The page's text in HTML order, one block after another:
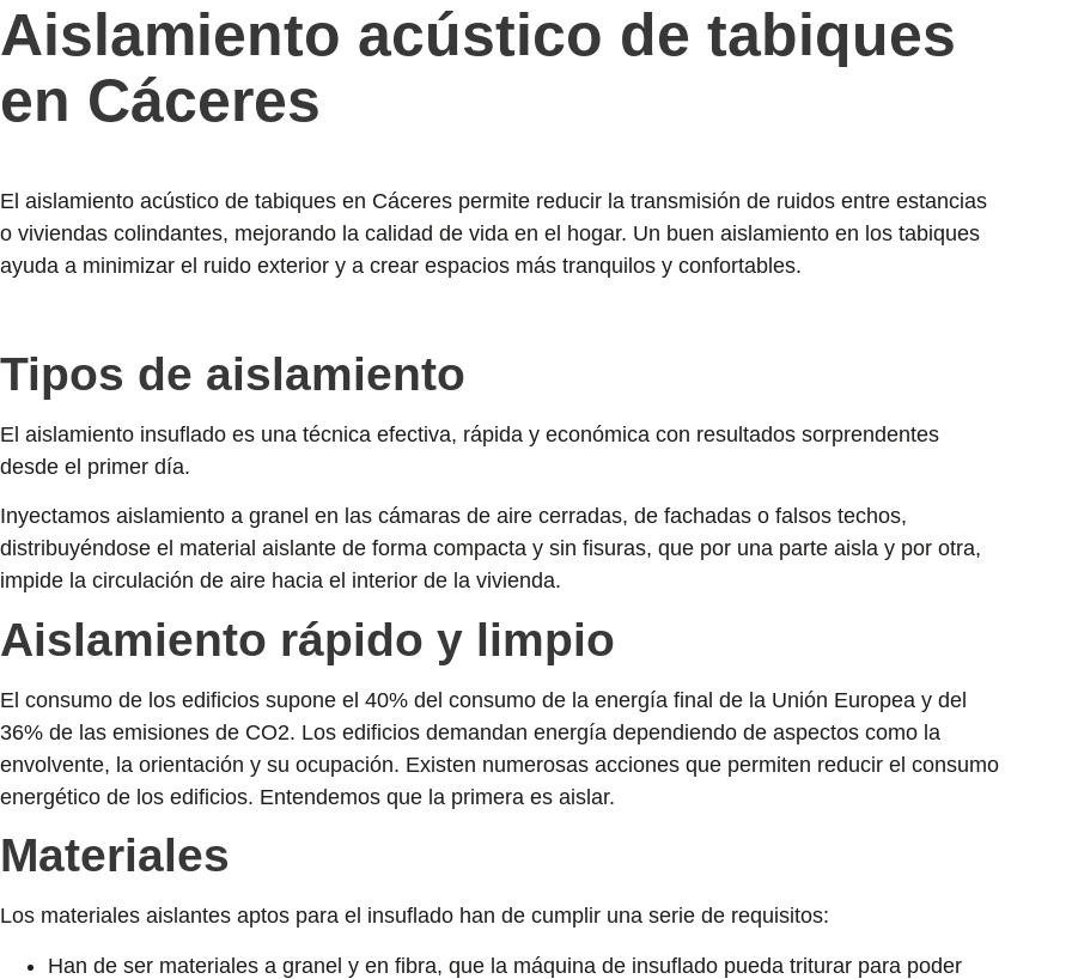
Aislamiento acústico de tabiques
en Cáceres
El aislamiento acústico de tabiques en Cáceres permite reducir la transmisión de ruidos entre estancias
o viviendas colindantes, mejorando la calidad de vida en el hogar. Un buen aislamiento en los tabiques
ayuda a minimizar el ruido exterior y a crear espacios más tranquilos y confortables.
Tipos de aislamiento
El aislamiento insuflado es una técnica efectiva, rápida y económica con resultados sorprendentes
desde el primer día.
Inyectamos aislamiento a granel en las cámaras de aire cerradas, de fachadas o falsos techos,
distribuyéndose el material aislante de forma compacta y sin fisuras, que por una parte aisla y por otra,
impide la circulación de aire hacia el interior de la vivienda.
Aislamiento rápido y limpio
El consumo de los edificios supone el 40% del consumo de la energía final de la Unión Europea y del
36% de las emisiones de CO2. Los edificios demandan energía dependiendo de aspectos como la
envolvente, la orientación y su ocupación. Existen numerosas acciones que permiten reducir el consumo
energético de los edificios. Entendemos que la primera es aislar.
Materiales
Los materiales aislantes aptos para el insuflado han de cumplir una serie de requisitos:
Han de ser materiales a granel y en fibra, que la máquina de insuflado pueda triturar para poder